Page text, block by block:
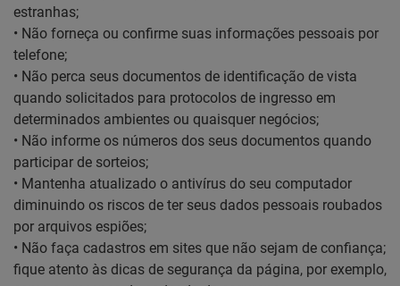
estranhas;
• Não forneça ou confirme suas informações pessoais por
telefone;
• Não perca seus documentos de identificação de vista
quando solicitados para protocolos de ingresso em
determinados ambientes ou quaisquer negócios;
• Não informe os números dos seus documentos quando
participar de sorteios;
• Mantenha atualizado o antivírus do seu computador
diminuindo os riscos de ter seus dados pessoais roubados
por arquivos espiões;
• Não faça cadastros em sites que não sejam de confiança;
fique atento às dicas de segurança da página, por exemplo,